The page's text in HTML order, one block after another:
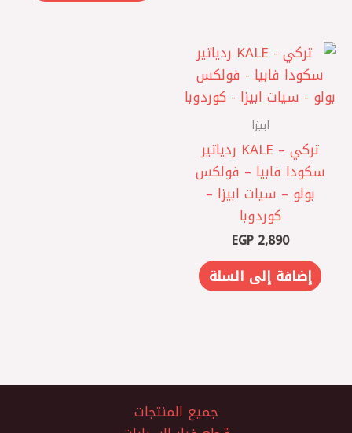
ابيزا
تركي – KALE ردياتير
سكودا فابيا – فولكس
بولو – سيات ابيزا –
كوردوبا
EGP2,890
إضافة إلى السلة
جميع المنتجات